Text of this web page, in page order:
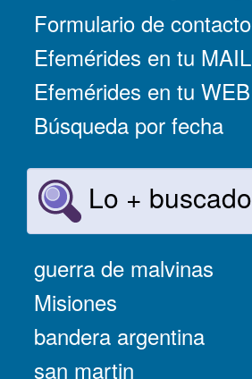
Formulario de contacto
Efemérides en tu MAIL
Efemérides en tu WEB
Búsqueda por fecha
Lo + buscado
guerra de malvinas
Misiones
bandera argentina
san martin